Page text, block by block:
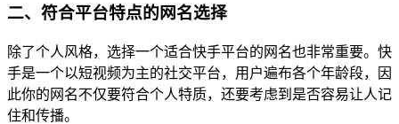
二、符合平台特点的网名选择
除了个人风格，选择一个适合快手平台的网名也非常重要。快
手是一个以短视频为主的社交平台，用户遍布各个年龄段，因
此你的网名不仅要符合个人特质，还要考虑到是否容易让人记
住和传播。